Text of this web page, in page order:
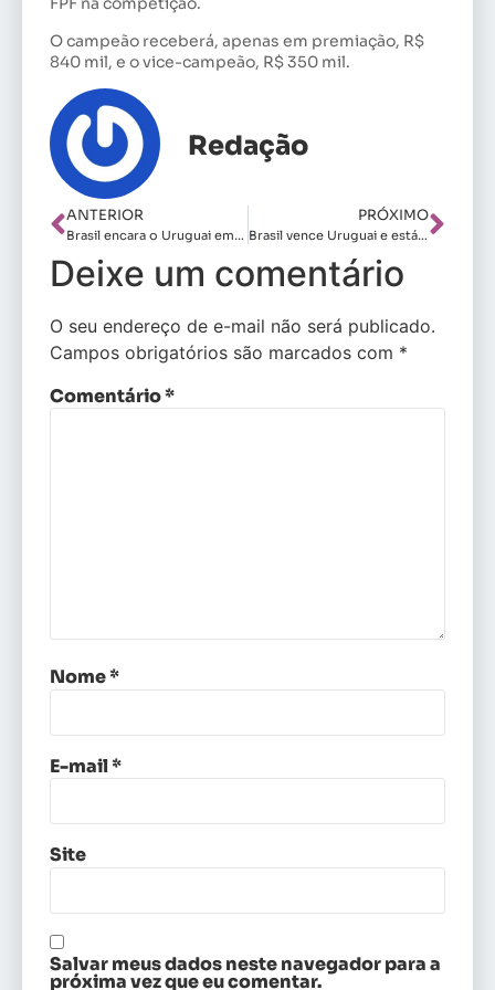
O campeão receberá, apenas em premiação, R$
840 mil, e o vice-campeão, R$ 350 mil.
Redação
ANTERIOR
Brasil encara o Uruguai em busca da classificação antecipada
PRÓXIMO
Brasil vence Uruguai e está no hexagonal final do Sul-Americano Sub-17
Deixe um comentário
O seu endereço de e-mail não será publicado.
Campos obrigatórios são marcados com *
Comentário*
Nome*
E-mail*
Site
Salvar meus dados neste navegador para a
próxima vez que eu comentar.